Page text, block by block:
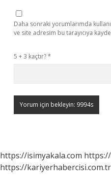
Daha sonraki yorumlarımda
ve site adresim bu tarayıcıya
5 + 3 kaçtır?*
https://isimyakala.com
https://kariyerhabercisi.com.tr